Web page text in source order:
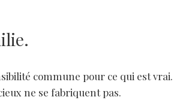
commune pour ce qui est vrai.
ne se fabriquent pas.